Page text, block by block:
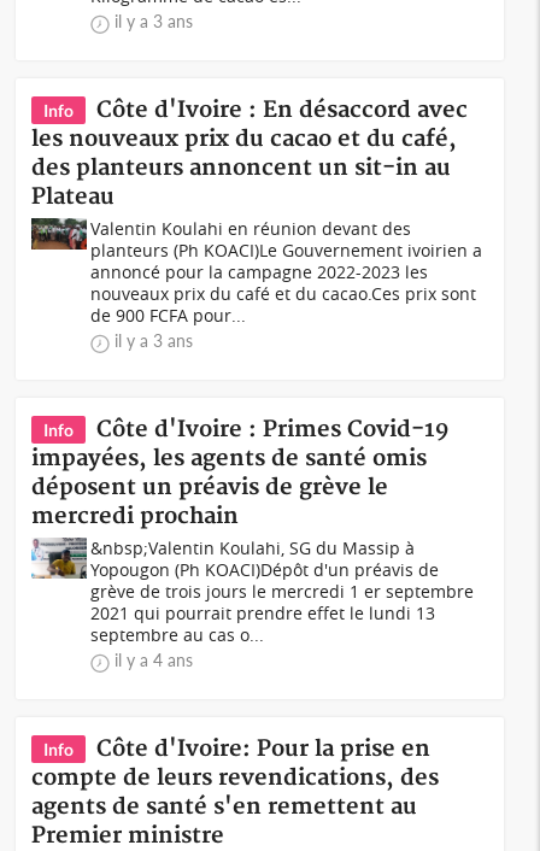
il y a 3 ans
Info
Côte d'Ivoire : En désaccord avec
les nouveaux prix du cacao et du café,
des planteurs annoncent un sit-in au
Plateau
Valentin Koulahi en réunion devant des
planteurs (Ph KOACI)Le Gouvernement ivoirien a
annoncé pour la campagne 2022-2023 les
nouveaux prix du café et du cacao.Ces prix sont
de 900 FCFA pour...
il y a 3 ans
Info
Côte d'Ivoire : Primes Covid-19
impayées, les agents de santé omis
déposent un préavis de grève le
mercredi prochain
&nbsp;Valentin Koulahi, SG du Massip à
Yopougon (Ph KOACI)Dépôt d'un préavis de
grève de trois jours le mercredi 1 er septembre
2021 qui pourrait prendre effet le lundi 13
septembre au cas o...
il y a 4 ans
Info
Côte d'Ivoire: Pour la prise en
compte de leurs revendications, des
agents de santé s'en remettent au
Premier ministre